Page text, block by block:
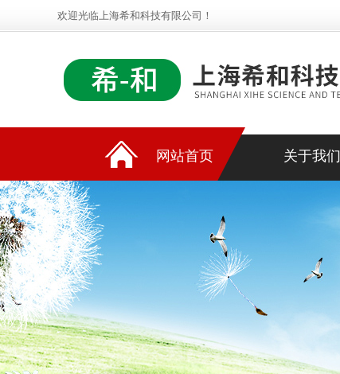
欢迎光临上海希和科技有限公司！
网站首页 关于我们